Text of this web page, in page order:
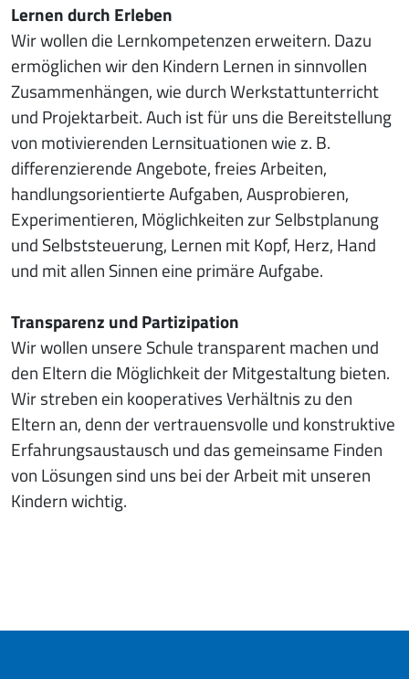
Lernen durch Erleben
Wir wollen die Lernkompetenzen erweitern. Dazu
ermöglichen wir den Kindern Lernen in sinnvollen
Zusammenhängen, wie durch Werkstattunterricht
und Projektarbeit. Auch ist für uns die Bereitstellung
von motivierenden Lernsituationen wie z. B.
differenzierende Angebote, freies Arbeiten,
handlungsorientierte Aufgaben, Ausprobieren,
Experimentieren, Möglichkeiten zur Selbstplanung
und Selbststeuerung, Lernen mit Kopf, Herz, Hand
und mit allen Sinnen eine primäre Aufgabe.
Transparenz und Partizipation
Wir wollen unsere Schule transparent machen und
den Eltern die Möglichkeit der Mitgestaltung bieten.
Wir streben ein kooperatives Verhältnis zu den
Eltern an, denn der vertrauensvolle und konstruktive
Erfahrungsaustausch und das gemeinsame Finden
von Lösungen sind uns bei der Arbeit mit unseren
Kindern wichtig.